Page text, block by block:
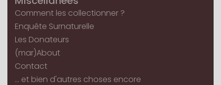
Comment les collectionner ?
Enquête Surnaturelle
Les Donateurs
(mar)About
Contact
... et bien d'autres choses encore